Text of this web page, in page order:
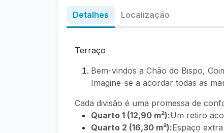
Detalhes Localização
Terraço
Bem-vindos a Chão do Bispo,
Imagine-se a acordar todas as
Cada divisão é uma promessa de
Quarto 1 (12,90 m²):Um retiro
Quarto 2 (16,30 m²):Espaço